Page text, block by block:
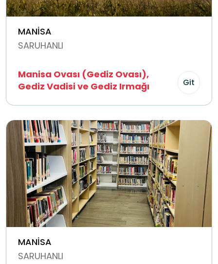
MANİSA
SARUHANLI
Manisa Ovası (Gediz Ovası),
Gediz Vadisi ve Gediz Irmağı
Git
MANİSA
SARUHANLI